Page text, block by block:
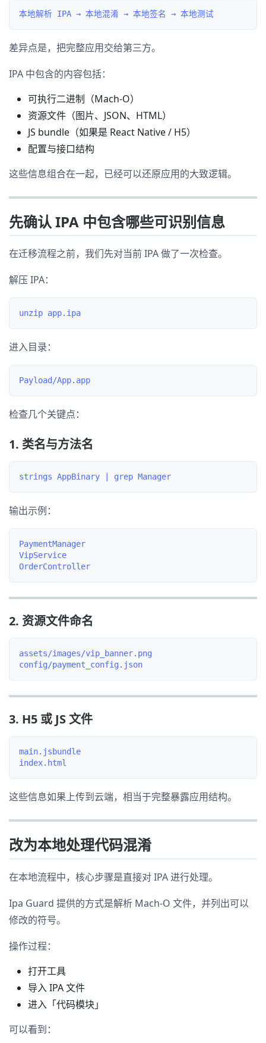
差异点是，把完整应用交给第三方。
IPA 中包含的内容包括：
可执行二进制（Mach-O）
资源文件（图片、JSON、HTML）
JS bundle（如果是 React Native / H5）
配置与接口结构
这些信息组合在一起，已经可以还原应用的大致逻辑。
先确认 IPA 中包含哪些可识别信息
在迁移流程之前，我们先对当前 IPA 做了一次检查。
解压 IPA：
进入目录：
检查几个关键点：
1. 类名与方法名
输出示例：
PaymentManager
VipService
2. 资源文件命名
assets/images/vip_banner.png
3. H5 或 JS 文件
main.jsbundle
这些信息如果上传到云端，相当于完整暴露应用结构。
改为本地处理代码混淆
在本地流程中，核心步骤是直接对 IPA 进行处理。
Ipa Guard 提供的方式是解析 Mach-O 文件，并列出可以
修改的符号。
操作过程：
打开工具
导入 IPA 文件
进入「代码模块」
可以看到：